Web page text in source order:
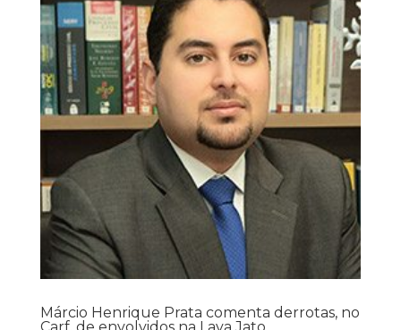
Márcio Henrique Prata comenta derrotas, no
Carf, de envolvidos na Lava Jato